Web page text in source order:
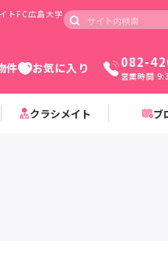
トFC広島大学
件 お気に入り 082-
営業時間
クラシメイト ブ